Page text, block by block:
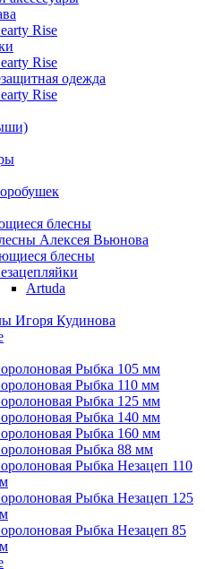
Rise
Rise
одежда
Rise
блесны
Алексея Вьюнова
блесны
Artuda
Игоря Кудинова
Рыбка 105 мм
Рыбка 110 мм
Рыбка 125 мм
Рыбка 140 мм
Рыбка 160 мм
Рыбка 88 мм
Рыбка Незацеп 110
Рыбка Незацеп 125
Рыбка Незацеп 85